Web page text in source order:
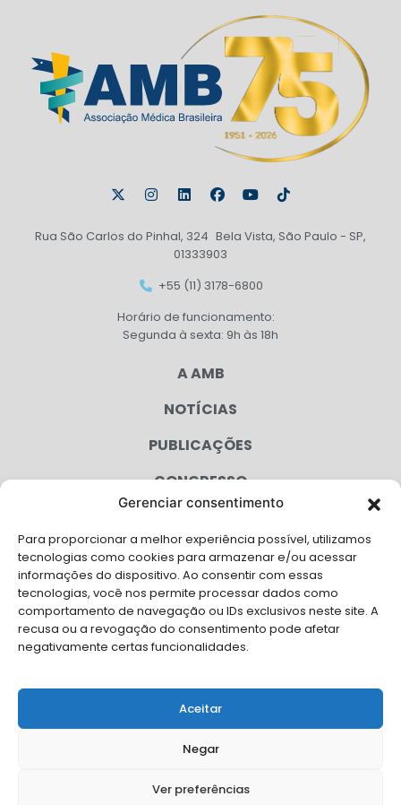
Gerenciar consentimento
Para proporcionar a melhor experiência possível, utilizamos
tecnologias como cookies para armazenar e/ou acessar
informações do dispositivo. Ao consentir com essas
tecnologias, você nos permite processar dados como
comportamento de navegação ou IDs exclusivos neste site. A
recusa ou a revogação do consentimento pode afetar
negativamente certas funcionalidades.
Aceitar
Negar
Ver preferências
Rua São Carlos do Pinhal, 324 Bela Vista, São Paulo - SP,
01333903
+55 (11) 3178-6800
Horário de funcionamento:
Segunda à sexta: 9h às 18h
A AMB
NOTÍCIAS
PUBLICAÇÕES
CONGRESSO
CAMPANHAS
SERVIÇOS
FILIADAS
FALE CONOSCO
Solicite Apoio Institucional da AMB para o seu evento